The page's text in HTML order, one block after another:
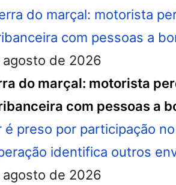
de 2026
do marçal: motorista
com pessoas a
de 2026